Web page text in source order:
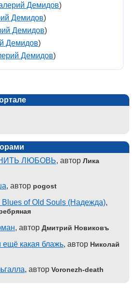
Демидов)
Демидов)
Демидов)
Демидов)
Демидов)
ЛЮБОВЬ, автор Лика
, автор pogost
Blues of Old Souls (Надежда),
, автор Дмитрий Новиковъ
ещё какая блажь, автор Николай
, автор Voronezh-death